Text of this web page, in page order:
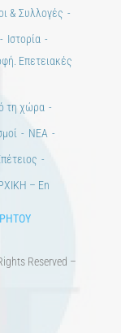
& Συλλογές
Ιστορία
Επετειακές
τη χώρα
ΝΕΑ
– En
Reserved –